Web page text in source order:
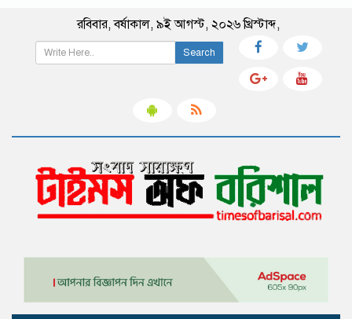
রবিবার,বর্ষাকাল, ৯ই আগস্ট, ২০২৬ খ্রিস্টাব্দ,
Search